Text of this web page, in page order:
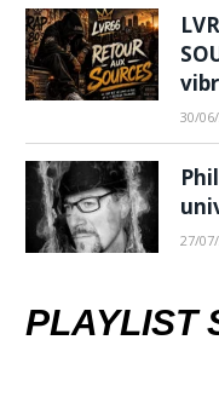
30/
27/
PLAYLIST